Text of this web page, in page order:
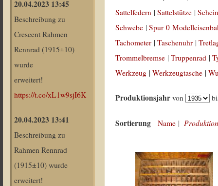
20.04.2023 13:45
Beschreibung zu
Crescent Rahmen
Rennrad (1915±10)
wurde
erweitert!
https://t.co/xL1w9sjI6K
20.04.2023 13:41
Beschreibung zu
Rahmen Rennrad
(1915±10) wurde
erweitert!
Sattelfedern |Sattelstütze |
Schwebe |Spur 0
Tachometer |Taschenuhr |
Trommelbremse |Truppenrad |
Werkzeug |Werkzeugtasche |
Produktionsjahr von
Sortierung Name |